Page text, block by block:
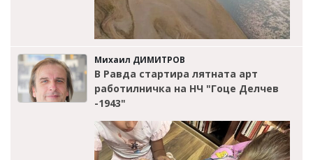
Михаил ДИМИТРОВ
В Равда стартира лятната арт
работилничка на НЧ "Гоце Делчев
-1943"